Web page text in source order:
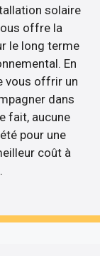
solaire
offre la
le long terme
En
vous offrir un
dans
fait, aucune
pour une
coût à